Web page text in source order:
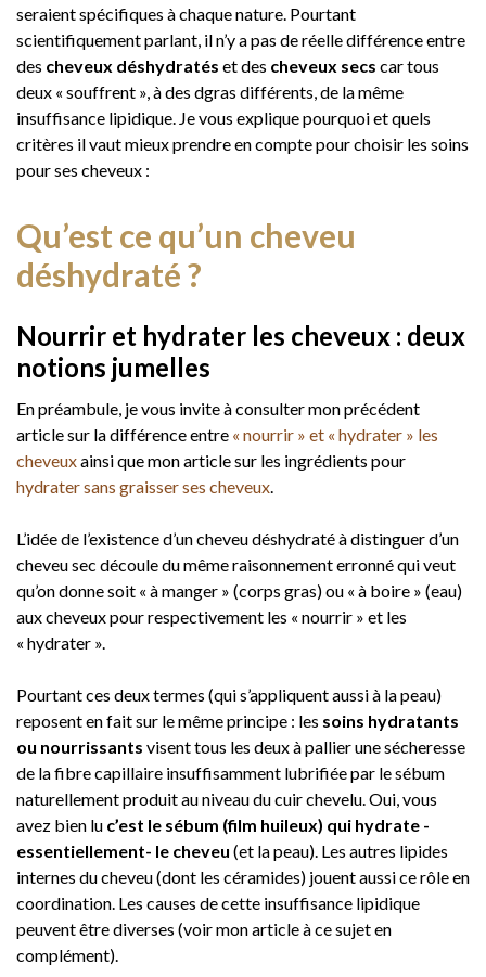
seraient spécifiques à chaque nature. Pourtant
scientifiquement parlant, il n’y a pas de réelle différence entre
des cheveux déshydratés et des cheveux secs car tous
deux « souffrent », à des dgras différents, de la même
insuffisance lipidique. Je vous explique pourquoi et quels
critères il vaut mieux prendre en compte pour choisir les soins
pour ses cheveux :
Qu’est ce qu’un cheveu
déshydraté ?
Nourrir et hydrater les cheveux : deux
notions jumelles
En préambule, je vous invite à consulter mon précédent
article sur la différence entre « nourrir » et « hydrater » les
cheveuxainsi que mon article sur les ingrédients pour
hydrater sans graisser ses cheveux.
L’idée de l’existence d’un cheveu déshydraté à distinguer d’un
cheveu sec découle du même raisonnement erronné qui veut
qu’on donne soit « à manger » (corps gras) ou « à boire » (eau)
aux cheveux pour respectivement les « nourrir » et les
« hydrater ».
Pourtant ces deux termes (qui s’appliquent aussi à la peau)
reposent en fait sur le même principe : les soins hydratants
ou nourrissants visent tous les deux à pallier une sécheresse
de la fibre capillaire insuffisamment lubrifiée par le sébum
naturellement produit au niveau du cuir chevelu. Oui, vous
avez bien lu c’est le sébum (film huileux) qui hydrate -
essentiellement- le cheveu (et la peau). Les autres lipides
internes du cheveu (dont les céramides) jouent aussi ce rôle en
coordination. Les causes de cette insuffisance lipidique
peuvent être diverses (voir mon article à ce sujet en
complément).